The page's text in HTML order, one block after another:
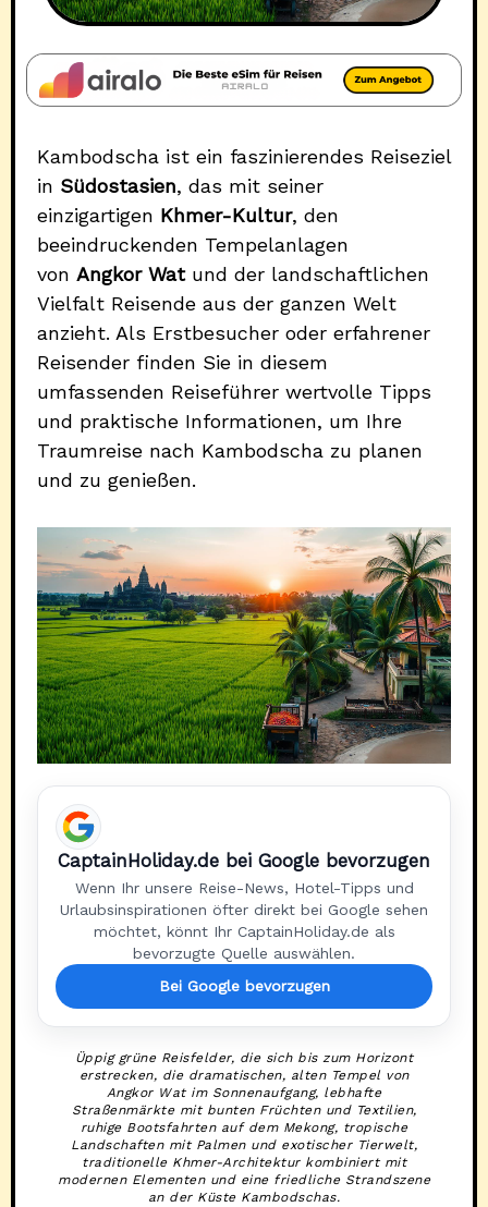
Kambodscha ist ein faszinierendes Reiseziel
in Südostasien, das mit seiner
einzigartigen Khmer-Kultur, den
beeindruckenden Tempelanlagen
von Angkor Watund der landschaftlichen
Vielfalt Reisende aus der ganzen Welt
anzieht. Als Erstbesucher oder erfahrener
Reisender finden Sie in diesem
umfassenden Reiseführer wertvolle Tipps
und praktische Informationen, um Ihre
Traumreise nach Kambodscha zu planen
und zu genießen.
CaptainHoliday.de bei Google bevorzugen
Wenn Ihr unsere Reise-News, Hotel-Tipps und
Urlaubsinspirationen öfter direkt bei Google sehen
möchtet, könnt Ihr CaptainHoliday.de als
bevorzugte Quelle auswählen.
Bei Google bevorzugen
Üppig grüne Reisfelder, die sich bis zum Horizont
erstrecken, die dramatischen, alten Tempel von
Angkor Wat im Sonnenaufgang, lebhafte
Straßenmärkte mit bunten Früchten und Textilien,
ruhige Bootsfahrten auf dem Mekong, tropische
Landschaften mit Palmen und exotischer Tierwelt,
traditionelle Khmer-Architektur kombiniert mit
modernen Elementen und eine friedliche Strandszene
an der Küste Kambodschas.